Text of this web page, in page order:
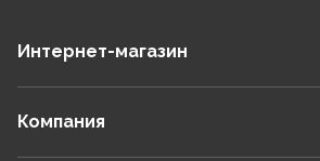
Интернет-магазин
Компания